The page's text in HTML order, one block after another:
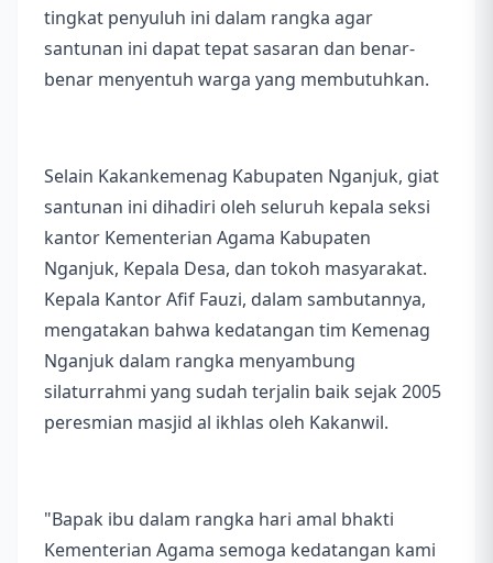
tingkat penyuluh ini dalam rangka agar
santunan ini dapat tepat sasaran dan benar-
benar menyentuh warga yang membutuhkan.
Selain Kakankemenag Kabupaten Nganjuk, giat
santunan ini dihadiri oleh seluruh kepala seksi
kantor Kementerian Agama Kabupaten
Nganjuk, Kepala Desa, dan tokoh masyarakat.
Kepala Kantor Afif Fauzi, dalam sambutannya,
mengatakan bahwa kedatangan tim Kemenag
Nganjuk dalam rangka menyambung
silaturrahmi yang sudah terjalin baik sejak 2005
peresmian masjid al ikhlas oleh Kakanwil.
"Bapak ibu dalam rangka hari amal bhakti
Kementerian Agama semoga kedatangan kami